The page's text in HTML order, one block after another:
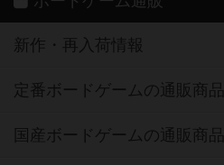
新作・再入荷情報
定番ボードゲームの通販商品
国産ボードゲームの通販商品